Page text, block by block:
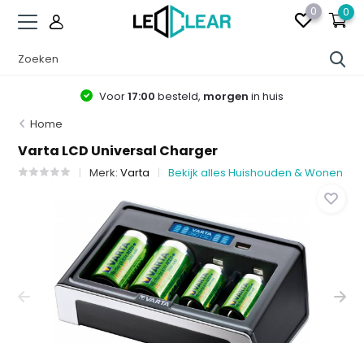
0 0
Voor17:00 besteld, morgen in huis
Home
Varta LCD Universal Charger
Merk:Varta Bekijk alles Huishouden & Wonen